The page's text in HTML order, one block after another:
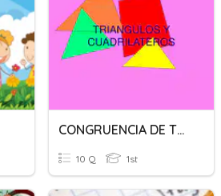
CONGRUENCIA DE TRIANGULOS Y CUADRILATEROS.
10 Q 1st